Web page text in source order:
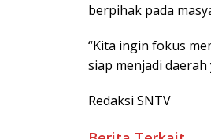
berpihak pada
“Kita ingin fokus
siap menjadi
Redaksi SNTV